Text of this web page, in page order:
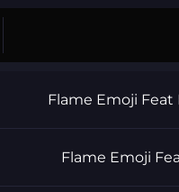
Flame Emoji Feat
Flame Emoji